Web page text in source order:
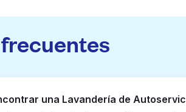
una Lavandería de